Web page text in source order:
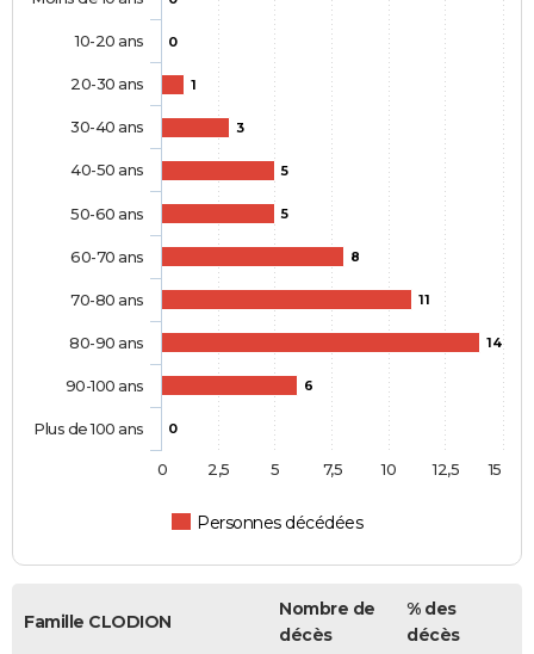
0
1
3
5
5
8
11
14
6
0
Personnes décédées
10-20 ans
20-30 ans
30-40 ans
40-50 ans
50-60 ans
60-70 ans
70-80 ans
80-90 ans
90-100 ans
Plus de 100 ans
0 2,5 5 7,5 10 12,5 15
Famille CLODION
Nombre de
décès
% des
décès